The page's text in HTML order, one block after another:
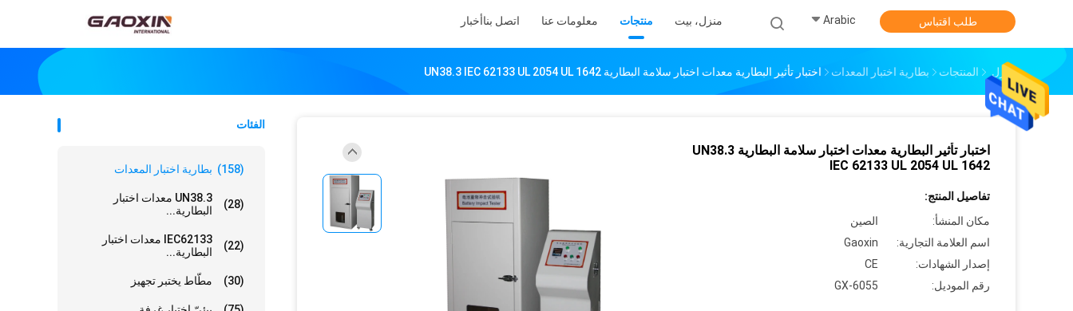
منزل، بيت منتجات معلومات عنا اتصل بناأخبار Arabic طلب اقتباس
منزل المنتجات بطارية اختبار المعدات اختبار تأثير البطارية معدات اختبار سلامة البطارية UN38.3 IEC 62133 UL 2054 UL 1642
الفئات
بطارية اختبار المعدات (158)
UN38.3 معدات اختبار
البطارية...
(28)
IEC62133 معدات اختبار
البطارية...
(22)
مطّاط يختبر تجهيز (30)
اختبار تأثير البطارية معدات اختبار سلامة البطارية UN38.3
IEC 62133 UL 2054 UL 1642
تفاصيل المنتج:
مكان المنشأ:
الصين
اسم العلامة التجارية:
Gaoxin
إصدار الشهادات:
CE
رقم الموديل:
GX-6055